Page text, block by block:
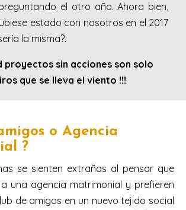
el otro año. Ahora bien,
estado con nosotros en el 2017
la misma?.
proyectos sin acciones son solo
que se lleva el viento !!!
o Agencia
?
se sienten extrañas al pensar que
una agencia matrimonial y prefieren
de amigos en un nuevo tejido social